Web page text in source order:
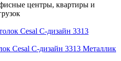
центры, квартиры и
Cesal C-дизайн 3313 Металлик